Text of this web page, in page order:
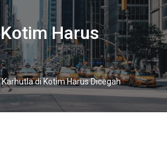
Harus
Karhutla di Kotim Harus Dicegah